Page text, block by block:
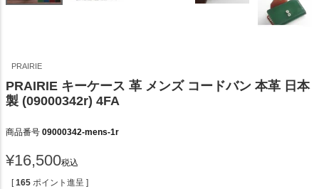
PRAIRIE
PRAIRIE キーケース 革 メンズ コードバン 本革 日本
製 (09000342r) 4FA
商品番号 09000342-mens-1r
¥16,500税込
[ 165 ポイント進呈 ]